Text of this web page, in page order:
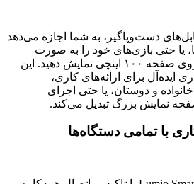
دست‌وپاگیر، به شما اجازه می‌دهد
یا حتی بازی‌های خود را به صورت
بی‌سیم و با کیفیت بالا بر روی صفحه ۱۰۰ اینچی نمایش دهید. این
ایده‌آل برای ارائه‌های کاری،
و دوستان، یا حتی اجرای
نمایش بزرگ تبدیل می‌کند.
با تمامی دستگاه‌ها